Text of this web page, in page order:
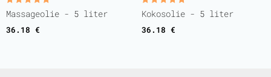
Gewaardeerd
5.00
Massageolie - 5 liter
36.18 €
Gewaardeerd
5.00
Kokosolie - 5 liter
36.18 €